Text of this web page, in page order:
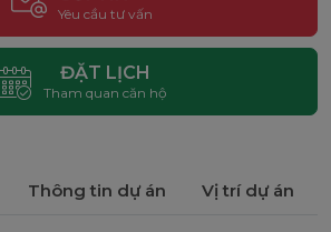
Yêu cầu tư vấn
ĐẶT LỊCH
Tham quan căn hộ
Thông tin dự án Vị trí dự án